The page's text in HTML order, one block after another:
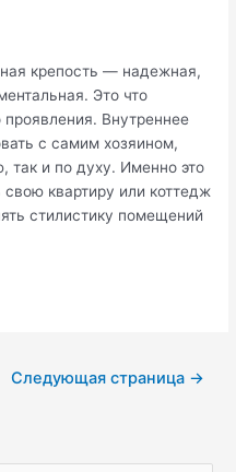
крепость — надежная,
Это что
Внутреннее
с самим хозяином,
так и по духу. Именно это
свою квартиру или коттедж
стилистику помещений
Следующая страница →